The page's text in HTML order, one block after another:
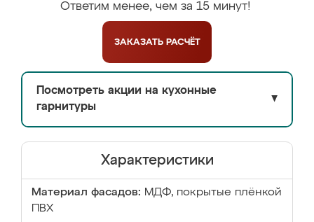
Ответим менее, чем за 15 минут!
ЗАКАЗАТЬ РАСЧЁТ
Посмотреть акции на кухонные
гарнитуры
▼
Характеристики
Материал фасадов: МДФ, покрытые плёнкой
ПВХ